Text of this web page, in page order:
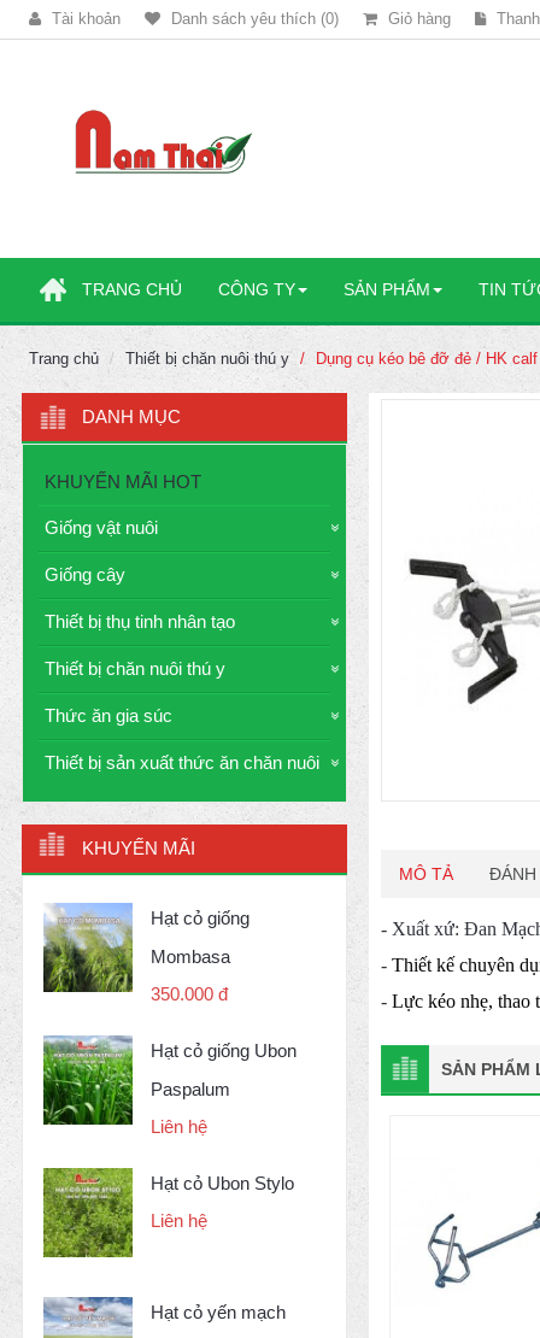
Tài khoản Danh sách yêu thích (0) Giỏ hàng
TRANG CHỦ CÔNG TY SẢN PHẨM TIN
Trang chủ Thiết bị chăn nuôi thú y Dụng cụ kéo bê đỡ đẻ / HK
DANH MỤC
KHUYẾN MÃI HOT
Giống vật nuôi
Giống cây
Thiết bị thụ tinh nhân tạo
Thiết bị chăn nuôi thú y
Thức ăn gia súc
Thiết bị sản xuất thức ăn chăn nuôi
KHUYẾN MÃI
Hạt cỏ giống
Mombasa
350.000 đ
Hạt cỏ giống Ubon
Paspalum
Liên hệ
Hạt cỏ Ubon Stylo
Liên hệ
Hạt cỏ yến mạch
MÔ TẢ ĐÁNH
- Xuất xứ: Đan
- Thiết kế chuyên
- Lực kéo nhẹ, thao
SẢN PHẨM